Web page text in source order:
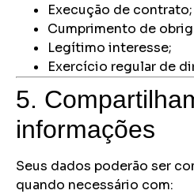
Execução de contrato;
Cumprimento de
Legítimo interesse;
Exercício regular de
5.
informações
Seus dados poderão ser
quando necessário com: